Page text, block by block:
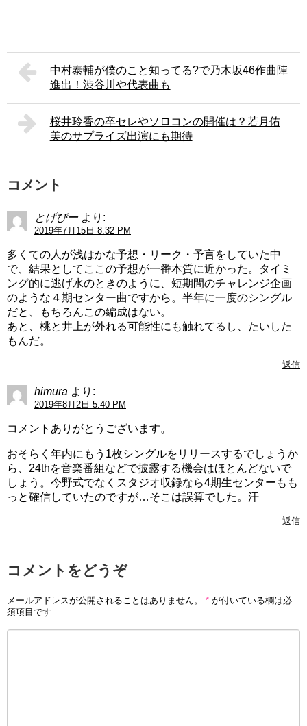
中村泰輔が僕のこと知ってる?で乃木坂46作曲陣
進出！渋谷川や代表曲も
桜井玲香の卒セレやソロコンの開催は？若月佑
美のサプライズ出演にも期待
コメント
とげぴー より:
2019年7月15日 8:32 PM
多くての人が浅はかな予想・リーク・予言をしていた中
で、結果としてここの予想が一番本質に近かった。タイミ
ング的に逃げ水のときのように、短期間のチャレンジ企画
のような４期センター曲ですから。半年に一度のシングル
だと、もちろんこの編成はない。
あと、桃と井上が外れる可能性にも触れてるし、たいした
もんだ。
返信
himura より:
2019年8月2日 5:40 PM
コメントありがとうございます。
おそらく年内にもう1枚シングルをリリースするでしょうか
ら、24thを音楽番組などで披露する機会はほとんどないで
しょう。今野式でなくスタジオ収録なら4期生センターもも
っと確信していたのですが…そこは誤算でした。汗
返信
コメントをどうぞ
メールアドレスが公開されることはありません。 * が付いている欄は必
須項目です